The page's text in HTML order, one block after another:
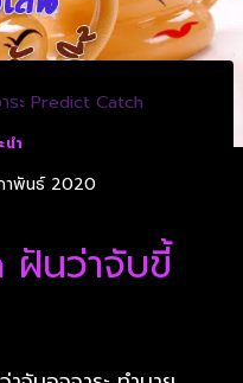
ระ Predict Catch
นำ
าพันธ์ 2020
ฝันว่าจับขี้